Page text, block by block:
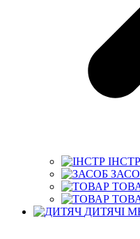
ДИТЯЧІ